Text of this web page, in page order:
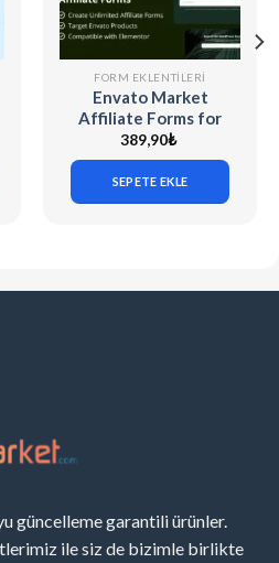
FORM EKLENTILERI
Envato Market
Affiliate Forms for
Elementor v1.0.0
389,90₺
SEPETE EKLE
güncelleme garantili ürünler.
ile siz de bizimle birlikte